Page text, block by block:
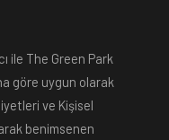
ile The Green Park
göre uygun olarak
ve Kişisel
benimsenen